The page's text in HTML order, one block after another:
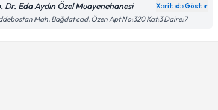
Dr. Eda Aydın Özel Muayenehanesi Xəritədə Göstər
Mah. Bağdat cad. Özen Apt No:320 Kat:3 Daire:7